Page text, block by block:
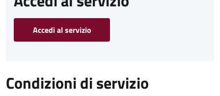
Accedi al servizio
Condizioni di servizio